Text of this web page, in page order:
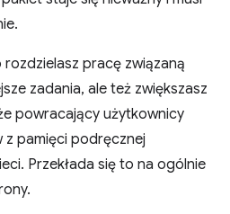
pracę związaną
zadania, ale też zwiększasz
powracający użytkownicy
pamięci podręcznej
Przekłada się to na ogólnie